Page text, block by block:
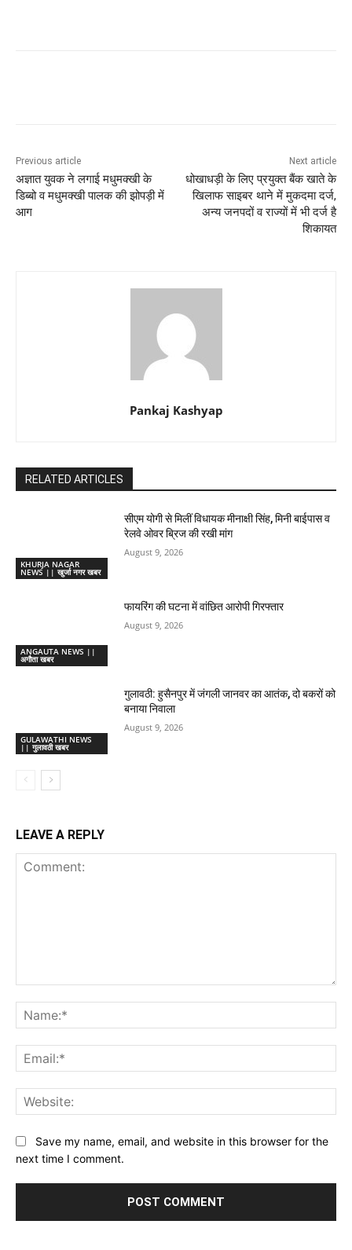
Previous article
अज्ञात युवक ने लगाई मधुमक्खी के
डिब्बो व मधुमक्खी पालक की झोपड़ी में
आग
Next article
धोखाधड़ी के लिए प्रयुक्त बैंक खाते के
खिलाफ साइबर थाने में मुकदमा दर्ज,
अन्य जनपदों व राज्यों में भी दर्ज है
शिकायत
Pankaj Kashyap
RELATED ARTICLES
KHURJA NAGAR
NEWS || खुर्जा नगर खबर
सीएम योगी से मिलीं विधायक मीनाक्षी सिंह, मिनी बाईपास व
रेलवे ओवर ब्रिज की रखी मांग
August 9, 2026
ANGAUTA NEWS ||
अगौता खबर
फायरिंग की घटना में वांछित आरोपी गिरफ्तार
August 9, 2026
GULAWATHI NEWS
|| गुलावठी खबर
गुलावठी: हुसैनपुर में जंगली जानवर का आतंक, दो बकरों को
बनाया निवाला
August 9, 2026
LEAVE A REPLY
Save my name, email, and website in this browser for the
next time I comment.